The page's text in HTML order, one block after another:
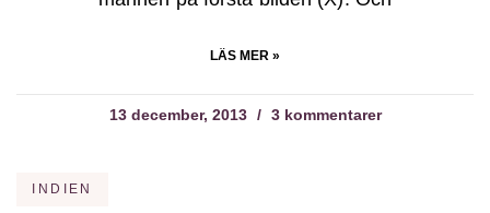
LÄS MER »
13 december, 2013 3 kommentarer
INDIEN